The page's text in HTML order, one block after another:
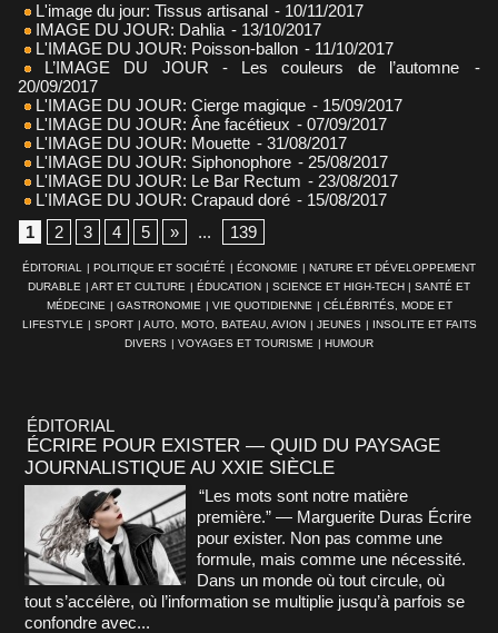
L'image du jour: Tissus artisanal - 10/11/2017
IMAGE DU JOUR: Dahlia - 13/10/2017
L'IMAGE DU JOUR: Poisson-ballon - 11/10/2017
L’IMAGE DU JOUR - Les couleurs de l’automne
-
20/09/2017
L'IMAGE DU JOUR: Cierge magique - 15/09/2017
L'IMAGE DU JOUR: Âne facétieux - 07/09/2017
L'IMAGE DU JOUR: Mouette - 31/08/2017
L'IMAGE DU JOUR: Siphonophore - 25/08/2017
L'IMAGE DU JOUR: Le Bar Rectum - 23/08/2017
L'IMAGE DU JOUR: Crapaud doré - 15/08/2017
1
2 3 4 5 » ... 139
ÉDITORIAL POLITIQUE ET SOCIÉTÉ ÉCONOMIE
NATURE ET DÉVELOPPEMENT
DURABLE
ART ET CULTURE ÉDUCATION SCIENCE ET HIGH-TECH
SANTÉ ET
MÉDECINE
GASTRONOMIE VIE QUOTIDIENNE
CÉLÉBRITÉS, MODE ET
LIFESTYLE
SPORT AUTO, MOTO, BATEAU, AVION JEUNES
INSOLITE ET FAITS
DIVERS
VOYAGES ET TOURISME HUMOUR
ÉDITORIAL
ÉCRIRE POUR EXISTER — QUID DU PAYSAGE
JOURNALISTIQUE AU XXIE SIÈCLE
“Les mots sont notre matière
première.” — Marguerite Duras Écrire
pour exister. Non pas comme une
formule, mais comme une nécessité.
Dans un monde où tout circule, où
tout s’accélère, où l’information se multiplie jusqu’à parfois se
confondre avec...